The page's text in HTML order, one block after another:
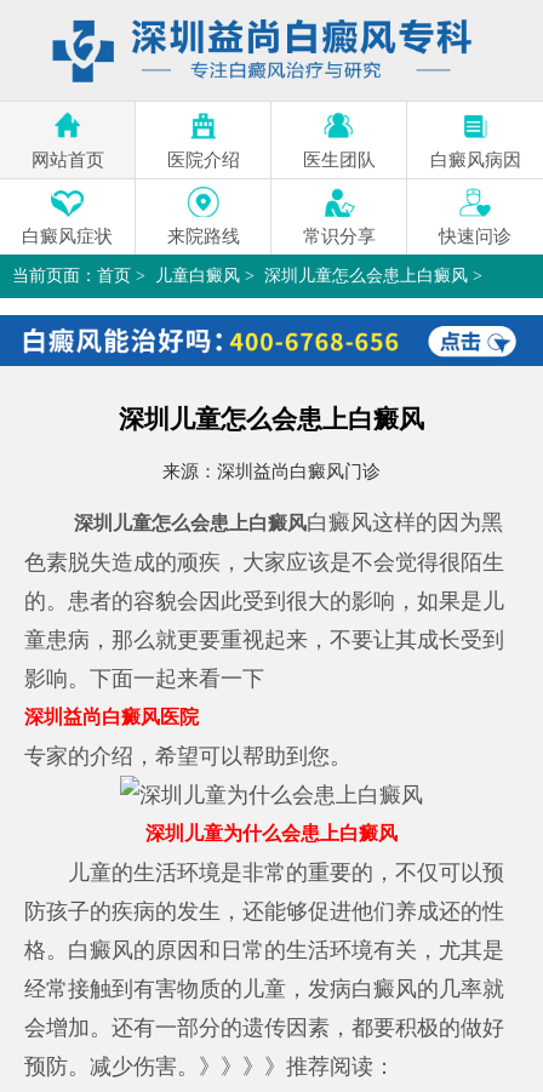
网站首页 医院介绍 医生团队 白癜风病因
白癜风症状 来院路线 常识分享 快速问诊
当前页面： 首页 > 儿童白癜风 > 深圳儿童怎么会患上白癜风 >
深圳儿童怎么会患上白癜风
来源： 深圳益尚白癜风门诊
深圳儿童怎么会患上白癜风白癜风这样的因为黑
色素脱失造成的顽疾，大家应该是不会觉得很陌生
的。患者的容貌会因此受到很大的影响，如果是儿
童患病，那么就更要重视起来，不要让其成长受到
影响。下面一起来看一下
深圳益尚白癜风医院
专家的介绍，希望可以帮助到您。
深圳儿童为什么会患上白癜风
儿童的生活环境是非常的重要的，不仅可以预
防孩子的疾病的发生，还能够促进他们养成还的性
格。白癜风的原因和日常的生活环境有关，尤其是
经常接触到有害物质的儿童，发病白癜风的几率就
会增加。还有一部分的遗传因素，都要积极的做好
预防。减少伤害。》》》》推荐阅读：